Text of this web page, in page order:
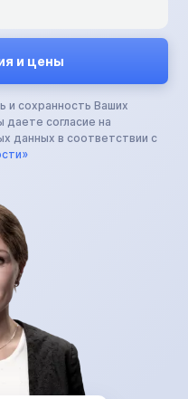
и сохранность Ваших
даете согласие на
данных в соответствии с